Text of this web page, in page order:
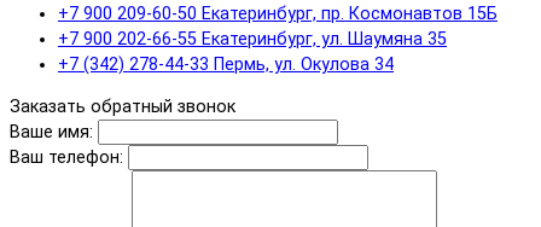
+7 900 209-60-50 Екатеринбург, пр. Космонавтов 15Б
+7 900 202-66-55 Екатеринбург, ул. Шаумяна 35
+7 (342) 278-44-33 Пермь, ул. Окулова 34
Заказать обратный звонок
Ваше имя:
Ваш телефон: